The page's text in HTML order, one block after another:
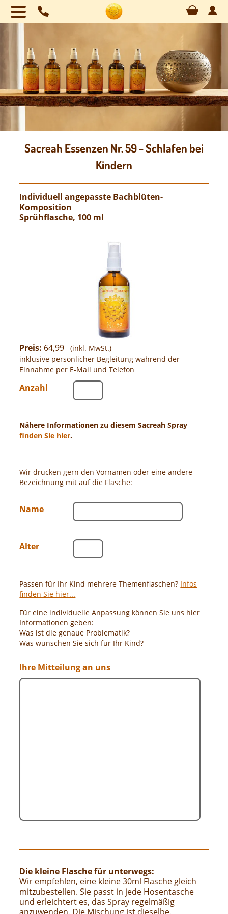
Sacreah Essenzen Nr. 59 - Schlafen bei
Kindern
Individuell angepasste Bachblüten-
Komposition
Sprühflasche, 100 ml
Preis: 64,99
(inkl. MwSt.)
inklusive persönlicher Begleitung während der
Einnahme per E-Mail und Telefon
Anzahl
Nähere Informationen zu diesem Sacreah Spray
finden Sie hier.
Wir drucken gern den Vornamen oder eine andere
Bezeichnung mit auf die Flasche:
Name
Alter
Passen für Ihr Kind mehrere Themenflaschen? Infos
finden Sie hier...
Für eine individuelle Anpassung können Sie uns hier
Informationen geben:
Was ist die genaue Problematik?
Was wünschen Sie sich für Ihr Kind?
Ihre Mitteilung an uns
Die kleine Flasche für unterwegs:
Wir empfehlen, eine kleine 30ml Flasche gleich
mitzubestellen. Sie passt in jede Hosentasche
und erleichtert es, das Spray regelmäßig